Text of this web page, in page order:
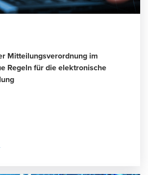
Mitteilungsverordnung im
Regeln für die elektronische